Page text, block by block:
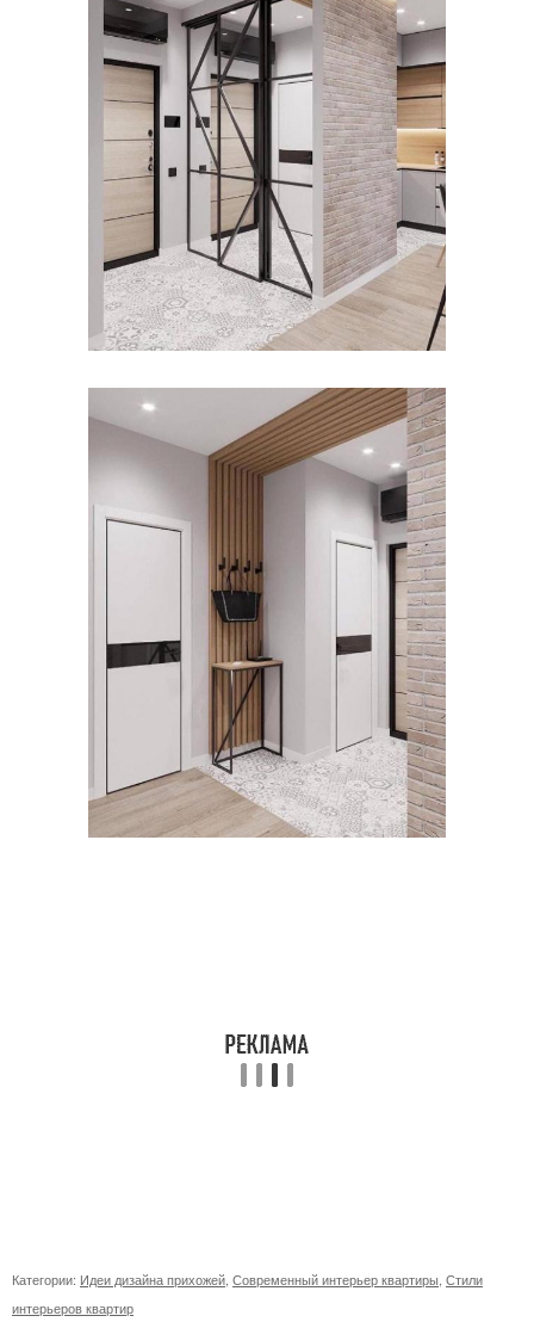
Категории: Идеи дизайна прихожей Современный интерьер квартиры Стили
интерьеров квартир